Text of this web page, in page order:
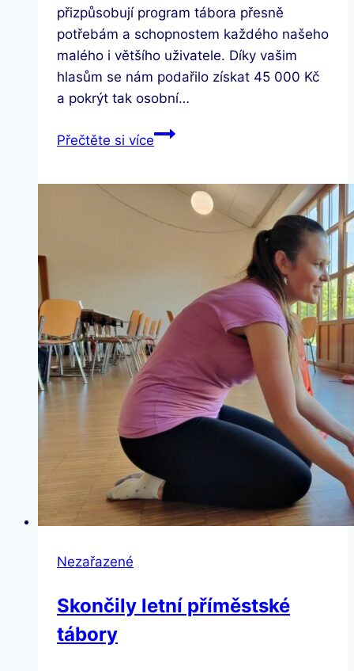
přizpůsobují program tábora přesně
potřebám a schopnostem každého našeho
malého i většího uživatele. Díky vašim
hlasům se nám podařilo získat 45 000 Kč
a pokrýt tak osobní…
Přečtěte si víceDuben
autismu
Nezařazené
Skončily letní příměstské
tábory